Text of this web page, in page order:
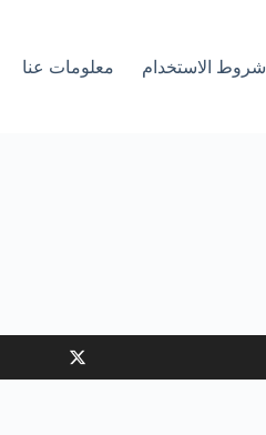
شروط الاستخدام معلومات عنا